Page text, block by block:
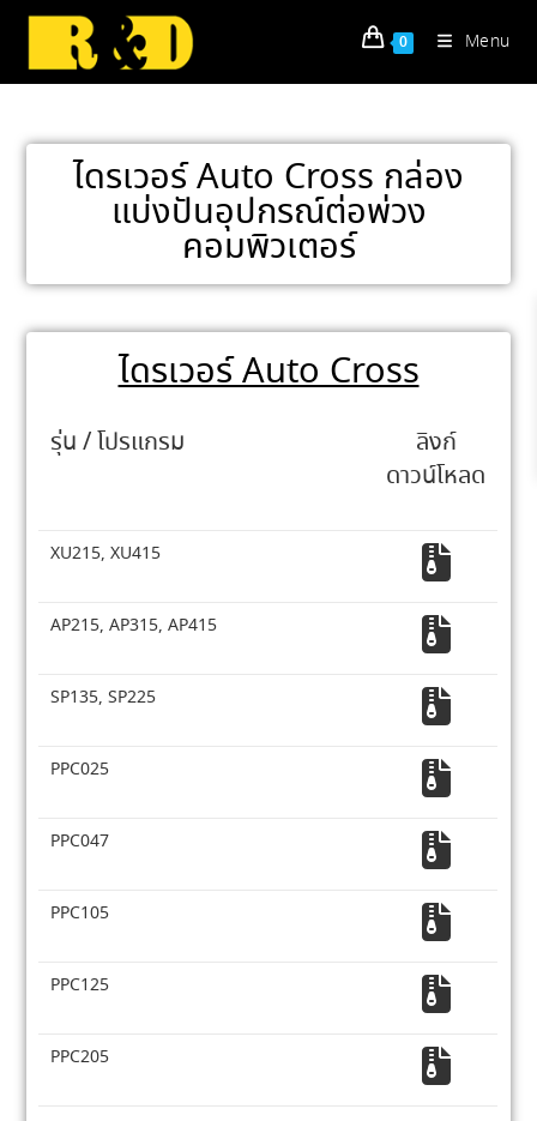
0 Menu
ไดรเวอร์ Auto Cross กล่อง
แบ่งปันอุปกรณ์ต่อพ่วง
คอมพิวเตอร์
ไดรเวอร์ Auto Cross
รุ่น / โปรแกรม
ลิงก์
ดาวน์โหลด
XU215, XU415
AP215, AP315, AP415
SP135, SP225
PPC025
PPC047
PPC105
PPC125
PPC205